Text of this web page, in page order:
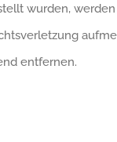
wurden,
entfernen.